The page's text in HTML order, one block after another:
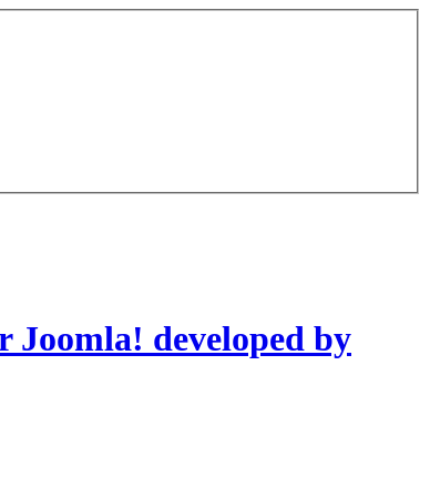
Joomla! developed by